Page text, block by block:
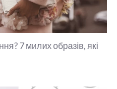
7 милих образів, які